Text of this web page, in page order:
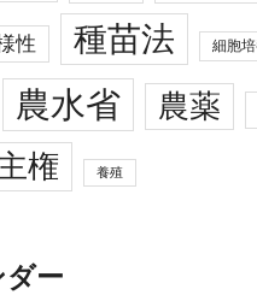
性 種苗法 細胞
農水省 農薬
権 養殖
ダー